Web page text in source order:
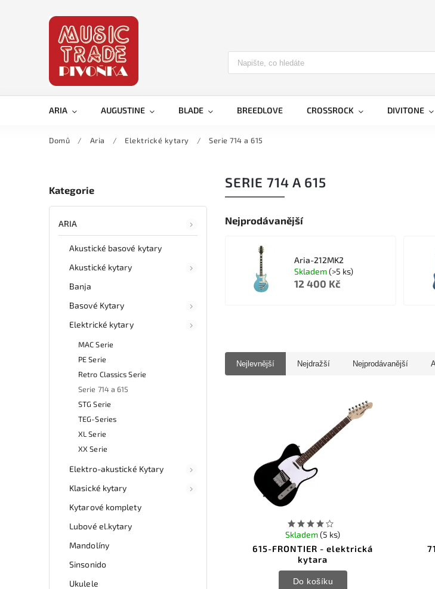
ARIA AUGUSTINE BLADE BREEDLOVE CROSSROCK DIVITONE
Domů / Aria / Elektrické kytary / Serie 714 a 615
Kategorie
ARIA
Akustické basové kytary
Akustické kytary
Banja
Basové Kytary
Elektrické kytary
MAC Serie
PE Serie
Retro Classics Serie
Serie 714 a 615
STG Serie
TEG-Series
XL Serie
XX Serie
Elektro-akustické Kytary
Klasické kytary
Kytarové komplety
Lubové el.kytary
Mandolíny
Sinsonido
Ukulele
SERIE 714 A 615
Nejprodávanější
Aria-212MK2
Skladem(>5 ks)
12 400 Kč
Nejlevnější Nejdražší Nejprodávanější
615-FRONTIER - elektrická
kytara
Skladem(5 ks)
Do košíku